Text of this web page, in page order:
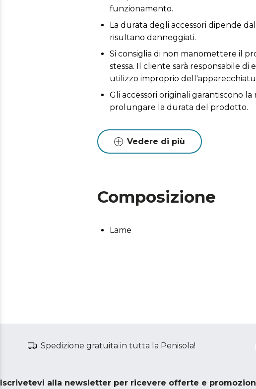
funzionamento.
La durata degli accessori dipende
risultano danneggiati.
Si consiglia di non manomettere il
stessa. Il cliente sarà responsabile
utilizzo improprio
Gli accessori originali garantiscono
prolungare la durata del prodotto.
Vedere di più
Composizione
Lame
Spedizione gratuita in tutta la Penisola!
Iscrivetevi alla newsletter per ricevere offerte e